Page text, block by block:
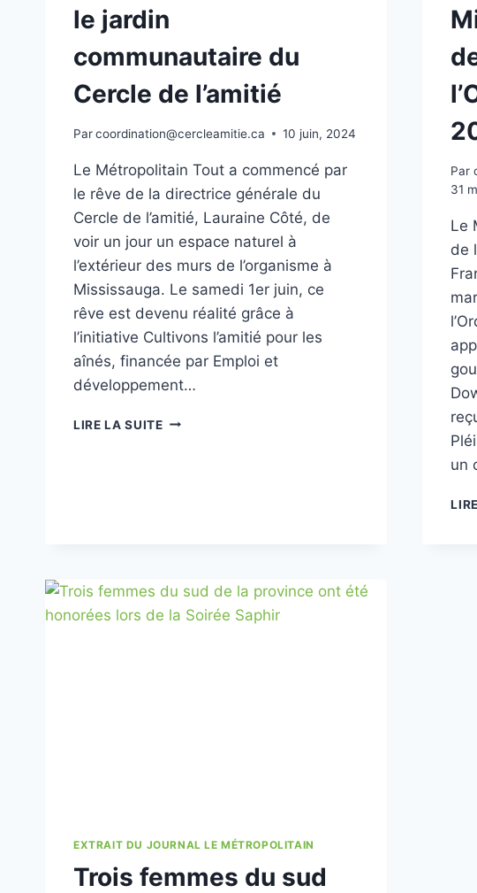
le jardin
communautaire du
Cercle de l’amitié
Parcoordination@cercleamitie.ca 10 juin, 2024
Le Métropolitain Tout a commencé par
le rêve de la directrice générale du
Cercle de l’amitié, Lauraine Côté, de
voir un jour un espace naturel à
l’extérieur des murs de l’organisme à
Mississauga. Le samedi 1er juin, ce
rêve est devenu réalité grâce à
l’initiative Cultivons l’amitié pour les
aînés, financée par Emploi et
développement…
LIRE LA SUITE
Par
31
Le
de
un
EXTRAIT DU JOURNAL LE MÉTROPOLITAIN
Trois femmes du sud